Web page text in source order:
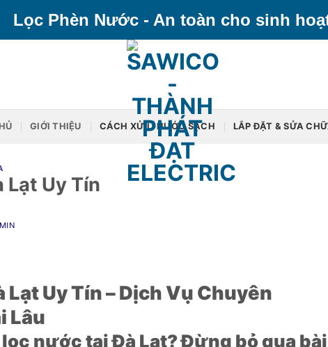
Lọc Phèn Nước - An toàn cho sinh
GIỚI THIỆU CÁCH XỬ LÍ NƯỚC SẠCH LẮP ĐẶT & SỬA
Lạt Uy Tín
Lạt Uy Tín – Dịch Vụ Chuyên
Lâu
lọc nước tại Đà Lạt? Đừng bỏ qua bài